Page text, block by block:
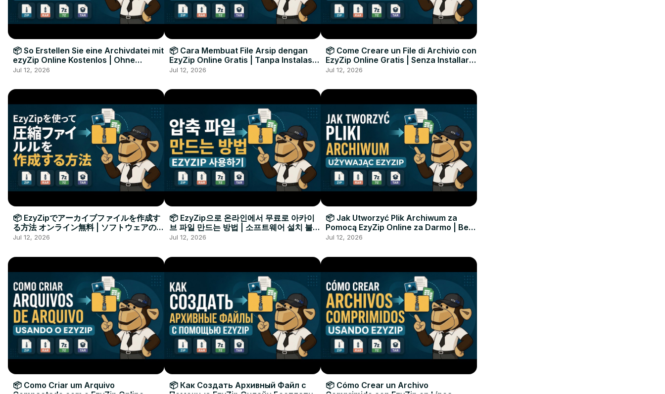
📦 So Erstellen Sie eine Archivdatei mit
ezyZip Online Kostenlos | Ohne
Softwareinstallation
Jul 12, 2026
📦 Cara Membuat File Arsip dengan
EzyZip Online Gratis | Tanpa Instalasi
Perangkat Lunak
Jul 12, 2026
📦 Come Creare un File di Archivio con
EzyZip Online Gratis | Senza Installare
Software
Jul 12, 2026
📦 EzyZipでアーカイブファイルを作成す
る方法 オンライン無料 | ソフトウェアのイ
ンストール不要
Jul 12, 2026
📦 EzyZip으로 온라인에서 무료로 아카이
브 파일 만드는 방법 | 소프트웨어 설치 불필
요
Jul 12, 2026
📦 Jak Utworzyć Plik Archiwum za
Pomocą EzyZip Online za Darmo | Bez
Instalacji Oprogramowania
Jul 12, 2026
📦 Como Criar um Arquivo
📦 Как Создать Архивный Файл с
📦 Cómo Crear un Archivo